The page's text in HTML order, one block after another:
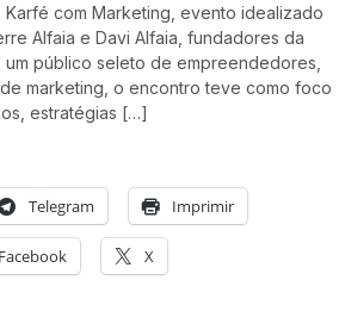
com Marketing, evento idealizado
Alfaia e Davi Alfaia, fundadores da
um público seleto de empreendedores,
marketing, o encontro teve como foco
estratégias […]
Telegram Imprimir
Facebook X